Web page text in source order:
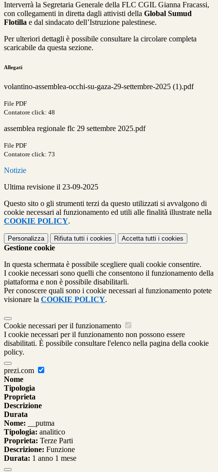
Interverrà la Segretaria Generale della FLC CGIL Gianna Fracassi,
con collegamenti in diretta dagli attivisti della Global Sumud
Flotilla e dal sindacato dell’Istruzione palestinese.
Per ulteriori dettagli è possibile consultare la circolare completa
scaricabile da questa sezione.
Allegati
volantino-assemblea-occhi-su-gaza-29-settembre-2025 (1).pdf
File PDF
Contatore click: 48
assemblea regionale flc 29 settembre 2025.pdf
File PDF
Contatore click: 73
Notizie
Ultima revisione il 23-09-2025
Questo sito o gli strumenti terzi da questo utilizzati si avvalgono di
cookie necessari al funzionamento ed utili alle finalità illustrate nella
COOKIE POLICY.
Personalizza Rifiuta tutti i cookies Accetta tutti i cookies
Gestione cookie
In questa schermata è possibile scegliere quali cookie consentire.
I cookie necessari sono quelli che consentono il funzionamento della
piattaforma e non è possibile disabilitarli.
Per conoscere quali sono i cookie necessari al funzionamento potete
visionare la COOKIE POLICY.
Cookie necessari per il funzionamento
I cookie necessari per il funzionamento non possono essere
disabilitati. È possibile consultare l'elenco nella pagina della cookie
policy.
prezi.com
Nome
Tipologia
Proprieta
Descrizione
Durata
Nome: __putma
Tipologia: analitico
Proprieta: Terze Parti
Descrizione: Funzione
Durata: 1 anno 1 mese